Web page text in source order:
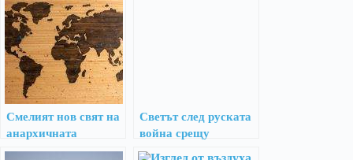
Смелият нов свят на
анархичната
геополитика
Светът след руската
война срещу
Украйна